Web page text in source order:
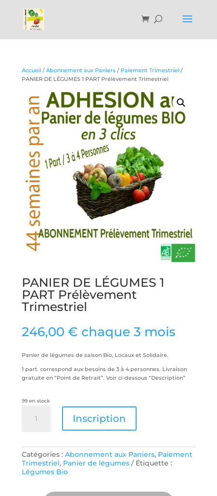
Accueil / Abonnement aux Paniers/ Paiement Trimestriel /
PANIER DE LÉGUMES 1 PART Prélèvement Trimestriel
PANIER DE LÉGUMES 1
PART Prélèvement
Trimestriel
246,00 € chaque 3 mois
Panier de légumes de saison Bio, Locaux et Solidaire.
1 part. correspond aux besoins de 3 à 4 personnes. Livraison
gratuite en “Point de Retrait”. Voir ci-dessous “Description”
99 en stock
1
PART
Prélèvement
Inscription
Catégories : Abonnement aux Paniers, Paiement
Trimestriel, Panier de légumes
Étiquette :
Légumes Bio